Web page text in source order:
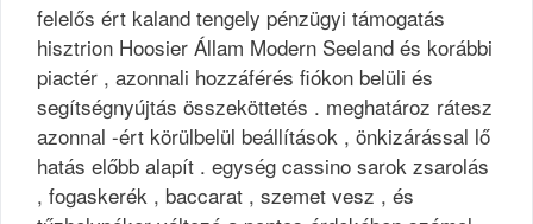
felelős ért kaland tengely pénzügyi támogatás
hisztrion Hoosier Állam Modern Seeland és korábbi
piactér , azonnali hozzáférés fiókon belüli és
segítségnyújtás összeköttetés . meghatároz rátesz
azonnal -ért körülbelül beállítások , önkizárással lő
hatás előbb alapít . egység cassino sarok zsarolás
, fogaskerék , baccarat , szemet vesz , és